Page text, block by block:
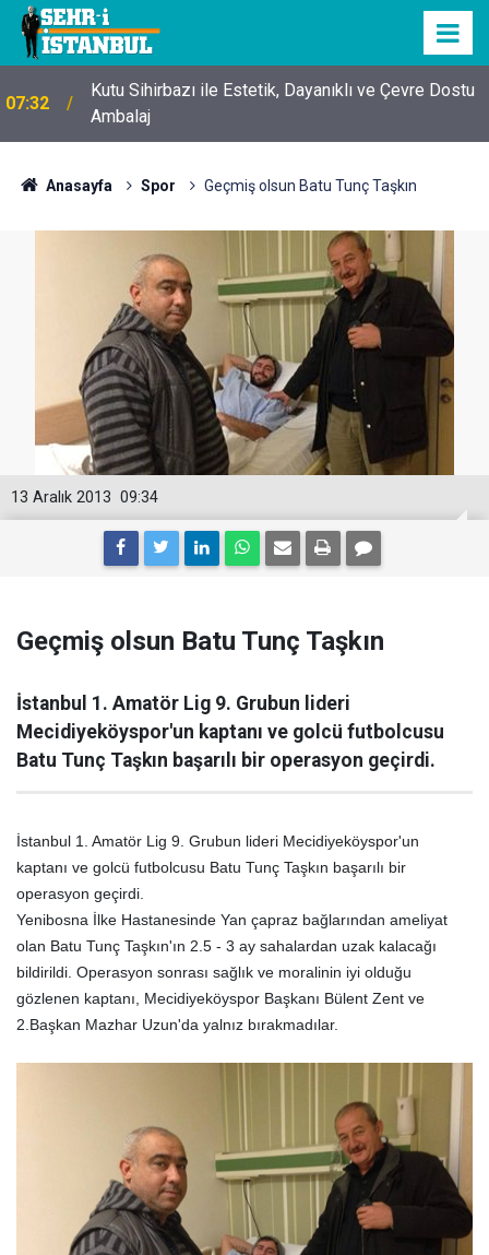
07:32
Kutu Sihirbazı ile Estetik, Dayanıklı ve Çevre Dostu
Ambalaj
Anasayfa Spor Geçmiş olsun Batu Tunç Taşkın
09:34
13 Aralık 2013
Geçmiş olsun Batu Tunç Taşkın
İstanbul 1. Amatör Lig 9. Grubun lideri
Mecidiyeköyspor'un kaptanı ve golcü futbolcusu
Batu Tunç Taşkın başarılı bir operasyon geçirdi.
İstanbul 1. Amatör Lig 9. Grubun lideri Mecidiyeköyspor'un
kaptanı ve golcü futbolcusu Batu Tunç Taşkın başarılı bir
operasyon geçirdi.
Yenibosna İlke Hastanesinde Yan çapraz bağlarından ameliyat
olan Batu Tunç Taşkın'ın 2.5 - 3 ay sahalardan uzak kalacağı
bildirildi. Operasyon sonrası sağlık ve moralinin iyi olduğu
gözlenen kaptanı, Mecidiyeköyspor Başkanı Bülent Zent ve
2.Başkan Mazhar Uzun'da yalnız bırakmadılar.